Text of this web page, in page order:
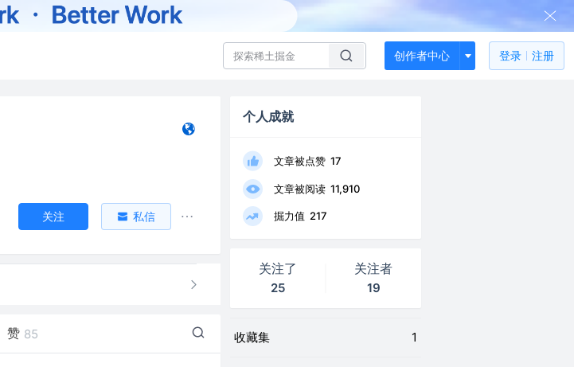
创作者中心 登录 注册
关注 私信
赞 85
个人成就
文章被点赞 17
文章被阅读 11,910
掘力值 217
关注了
25
关注者
19
收藏集 1